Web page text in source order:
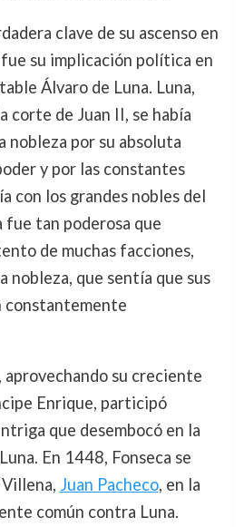
clave de su ascenso en
su implicación política en
Álvaro de Luna. Luna,
corte de Juan II, se había
nobleza por su absoluta
y por las constantes
con los grandes nobles del
fue tan poderosa que
de muchas facciones,
nobleza, que sentía que sus
constantemente
aprovechando su creciente
Enrique, participó
que desembocó en la
En 1448, Fonseca se
Juan Pacheco, en la
común contra Luna.